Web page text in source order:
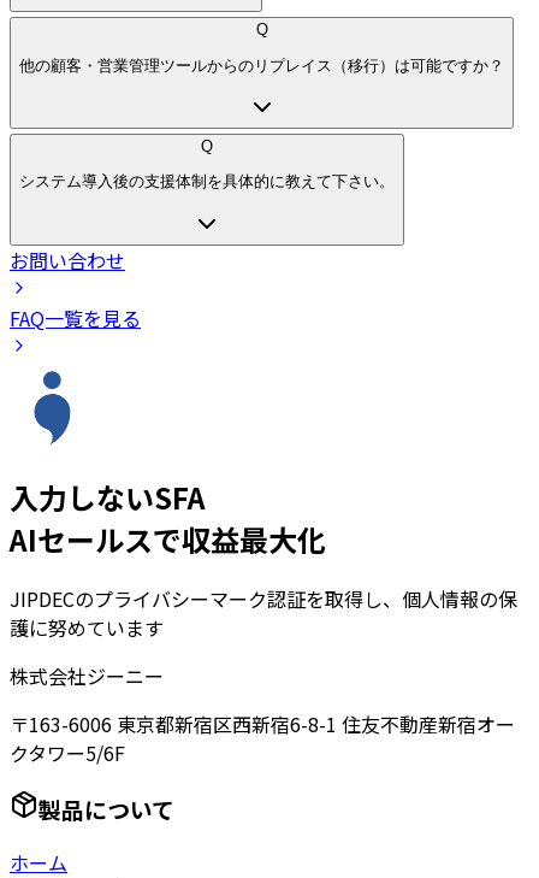
Q
他の顧客・営業管理ツールからのリプレイス（移行）は可能ですか？
Q
システム導入後の支援体制を具体的に教えて下さい。
お問い合わせ
FAQ一覧を見る
入力しないSFA
AIセールスで収益最大化
JIPDECのプライバシーマーク認証を取得し、個人情報の保
護に努めています
株式会社ジーニー
〒163-6006 東京都新宿区西新宿6-8-1 住友不動産新宿オー
クタワー5/6F
製品について
ホーム